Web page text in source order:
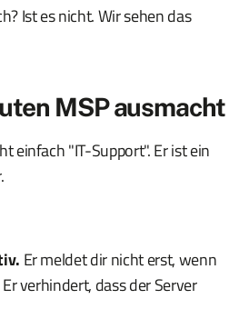
Ist es nicht. Wir sehen das
MSP ausmacht
einfach "IT-Support". Er ist ein
Er meldet dir nicht erst, wenn
verhindert, dass der Server